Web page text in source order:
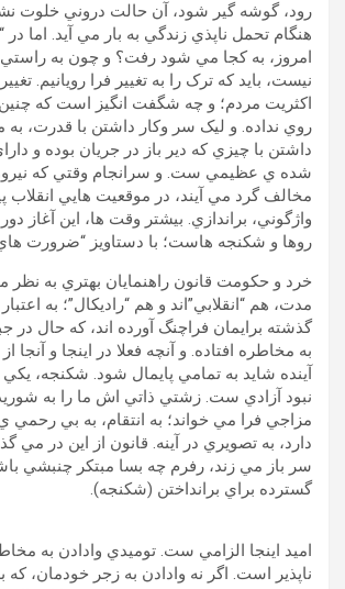
رود، گوشه گير شود، آن حالت دروني خلوت
هنگام تحمل ناپذي زندگي به بار مي آيد. اما در
امروز، به کجا مي شود رفت؟ و چون به راستي
نيست، بايد که ترک را به تغيير فرا رويانيم.
اکثريت مردم؛ و چه شگفت انگيز است که چنين
روي نداده. و ليک سر وکار داشتن با قدرت، به
داشتن با چيزي که دير باز در جريان بوده و
شده ي عظيمي ست. و سرانجام وقتي که
مخالف گرد مي آيند، در موقعيت هايي انقلاب
واژگوني، براندازي. بيشتر وقت ها، اين آغاز دور
روها و شکنجه هاست؛ با دستاويز “ضرورت
خرد و حکومت قانون راهنمايان بهتري به نظر
مدت، هم “انقلابي”اند و هم “راديکال”؛ به
گذشته برايمان فراچنگ آورده اند، که حال در
به مخاطره افتاده. و آنچه فعلا در اينجا و آنجا
آينده شايد به تمامي پايمال شود. شکنجه،
نبود آزادي ست. زشتي ذاتي اش ما را به
مزاجي فرا مي خواند؛ به انتقام، به بي رحمي
دارد، به تصويري در آينه. قانون از اين در مي
سر باز مي زند، رفرم چه بسا مبتکر چنبشي
گسترده براي برانداختن (شکنجه).
اميد اينجا الزامي ست. توميدي وادادن به
ناپذير است. اگر نه وادادن به زجر خودمان، که